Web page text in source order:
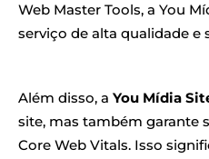
Web Master Tools, a You
serviço de alta qualidade e
Além disso, a You Mídia
site, mas também garante
Core Web Vitals. Isso